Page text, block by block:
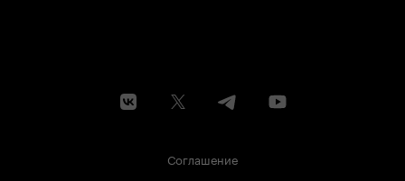
Соглашение